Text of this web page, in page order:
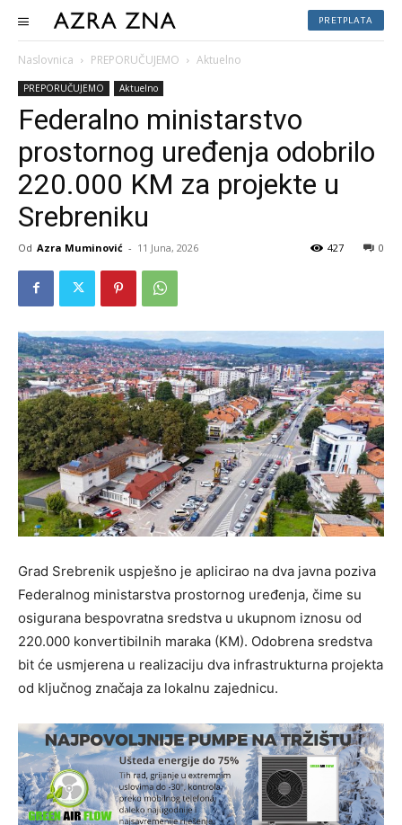
PRETPLATA
Naslovnica PREPORUČUJEMO Aktuelno
PREPORUČUJEMO Aktuelno
Federalno ministarstvo
prostornog uređenja odobrilo
220.000 KM za projekte u
Srebreniku
Od Azra Muminović - 11 Juna, 2026 0
427
Grad Srebrenik uspješno je aplicirao na dva javna poziva
Federalnog ministarstva prostornog uređenja, čime su
osigurana bespovratna sredstva u ukupnom iznosu od
220.000 konvertibilnih maraka (KM). Odobrena sredstva
bit će usmjerena u realizaciju dva infrastrukturna projekta
od ključnog značaja za lokalnu zajednicu.